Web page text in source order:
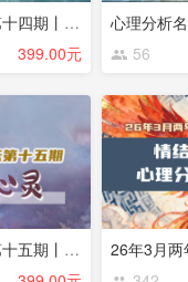
心理分析名师讲坛第十四期丨荣格心灵模型与文化情结丨Thomas Singer（大师系列课程）
399.00元
56
心理分析名师讲坛第十五期丨艺术与心灵：运用“三层交互系统模型”的临床实践丨LindaCarter